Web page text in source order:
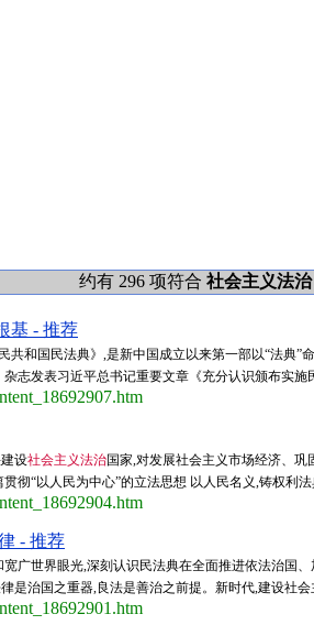
约有 296 项符合 社会主义法治
基 - 推荐
和国民法典》,是新中国成立以来第一部以“法典”
志发表习近平总书记重要文章《充分认识颁布实
设社会主义法治国家,对发展社会主义市场经济、
彻“以人民为中心”的立法思想 以人民名义,铸权利
- 推荐
广世界眼光,深刻认识民法典在全面推进依法治国
是治国之重器,良法是善治之前提。新时代,建设社